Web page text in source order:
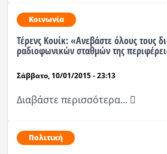
Κοινωνία
Τέρενς Κουίκ: «Ανεβάστε όλους τους
ραδιοφωνικών σταθμών της
Σάββατο, 10/01/2015 - 23:13
Διαβάστε περισσότερα...
Πολιτική